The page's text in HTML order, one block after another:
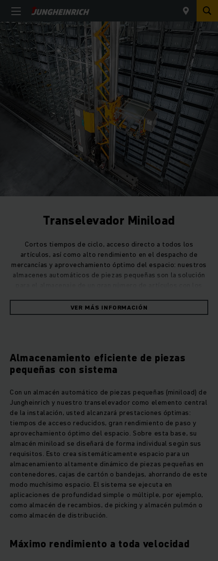
Transelevador Miniload
Cortos tiempos de ciclo, acceso directo a todos los
artículos, así como alto rendimiento en el despacho de
mercancías y aprovechamiento óptimo del espacio: nuestros
almacenes automáticos de piezas pequeñas son la solución
paso de mercancías.
VER MÁS INFORMACIÓN
Almacenamiento eficiente de piezas
pequeñas con sistema
Con un almacén automático de piezas pequeñas (miniload) de
Jungheinrich y nuestro transelevador como elemento central
de la instalación, usted alcanzará prestaciones óptimas:
tiempos de acceso reducidos, gran rendimiento de paso y
aprovechamiento óptimo del espacio. Sobre esta base, su
almacén miniload se diseñará de forma individual según sus
requisitos. Esto crea sistemáticamente espacio para un
almacenamiento altamente dinámico de piezas pequeñas en
contenedores, cajas de cartón o bandejas, ahorrando de este
modo muchísimo espacio. El sistema se ejecuta en
aplicaciones de profundidad simple o múltiple, por ejemplo,
como almacén de recambios, de picking y almacén pulmón o
como almacén de distribución.
Máximo rendimiento a toda velocidad